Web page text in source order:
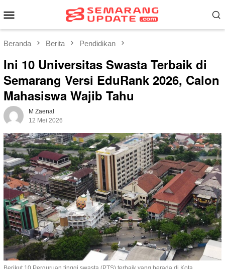
ke
Mobile
Beranda Berita Pendidikan
Ini 10 Universitas Swasta Terbaik di
Semarang Versi EduRank 2026, Calon
Mahasiswa Wajib Tahu
M Zaenal
12 Mei 2026